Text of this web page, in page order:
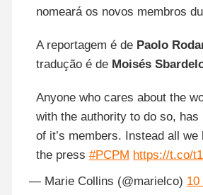
nomeará os novos membros
A reportagem é de Paolo
tradução é de Moisés
Anyone who cares about the
with the authority to do so,
of it’s members. Instead all
the press #PCPM https://t.co/
— Marie Collins (@marielco) 10